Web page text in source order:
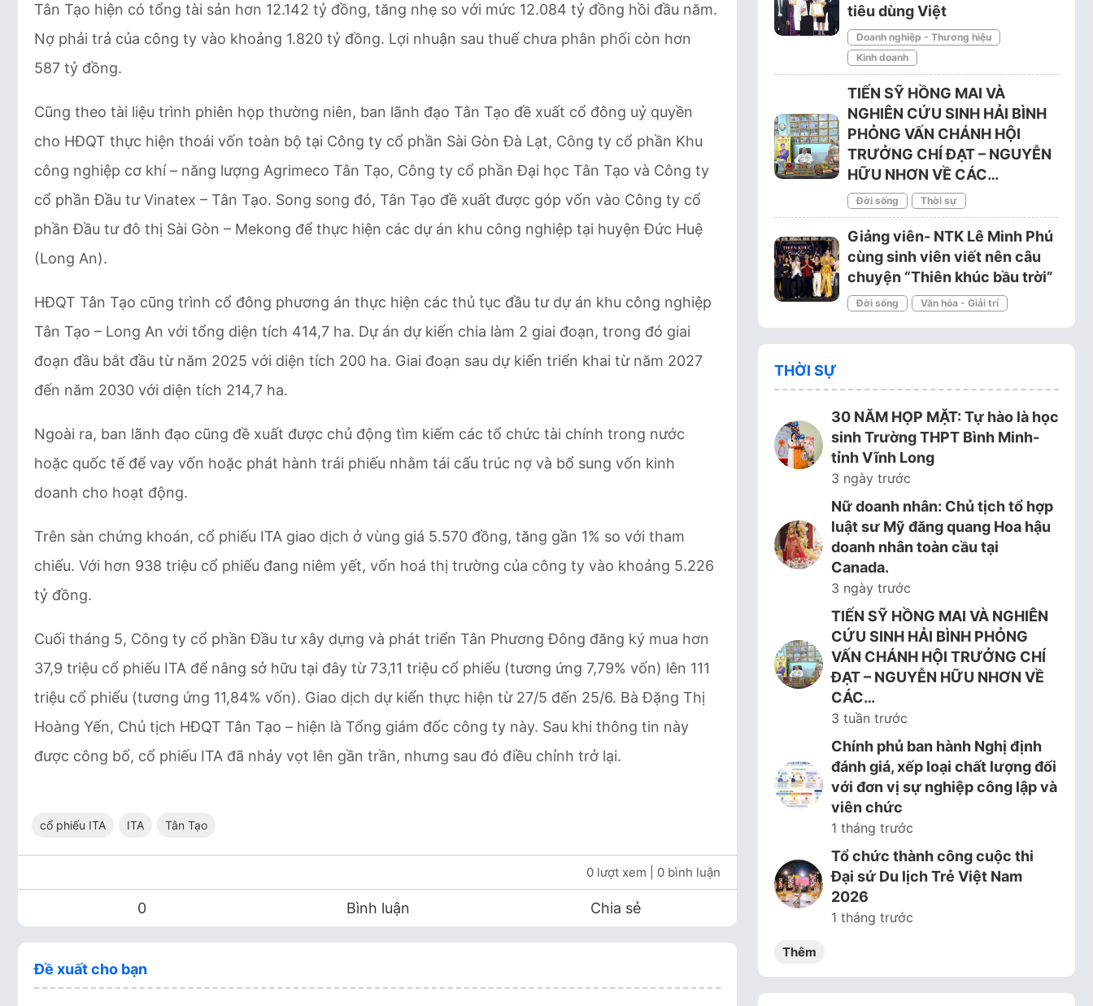
Tân Tạo hiện có tổng tài sản hơn 12.142 tỷ đồng, tăng nhẹ so với mức 12.084 tỷ đồng hồi đầu năm.
Nợ phải trả của công ty vào khoảng 1.820 tỷ đồng. Lợi nhuận sau thuế chưa phân phối còn hơn
587 tỷ đồng.
Cũng theo tài liệu trình phiên họp thường niên, ban lãnh đạo Tân Tạo đề xuất cổ đông uỷ quyền
cho HĐQT thực hiện thoái vốn toàn bộ tại Công ty cổ phần Sài Gòn Đà Lạt, Công ty cổ phần Khu
công nghiệp cơ khí – năng lượng Agrimeco Tân Tạo, Công ty cổ phần Đại học Tân Tạo và Công ty
cổ phần Đầu tư Vinatex – Tân Tạo. Song song đó, Tân Tạo đề xuất được góp vốn vào Công ty cổ
phần Đầu tư đô thị Sài Gòn – Mekong để thực hiện các dự án khu công nghiệp tại huyện Đức Huệ
(Long An).
HĐQT Tân Tạo cũng trình cổ đông phương án thực hiện các thủ tục đầu tư dự án khu công nghiệp
Tân Tạo – Long An với tổng diện tích 414,7 ha. Dự án dự kiến chia làm 2 giai đoạn, trong đó giai
đoạn đầu bắt đầu từ năm 2025 với diện tích 200 ha. Giai đoạn sau dự kiến triển khai từ năm 2027
đến năm 2030 với diện tích 214,7 ha.
Ngoài ra, ban lãnh đạo cũng đề xuất được chủ động tìm kiếm các tổ chức tài chính trong nước
hoặc quốc tế để vay vốn hoặc phát hành trái phiếu nhằm tái cấu trúc nợ và bổ sung vốn kinh
doanh cho hoạt động.
Trên sàn chứng khoán, cổ phiếu ITA giao dịch ở vùng giá 5.570 đồng, tăng gần 1% so với tham
chiếu. Với hơn 938 triệu cổ phiếu đang niêm yết, vốn hoá thị trường của công ty vào khoảng 5.226
tỷ đồng.
Cuối tháng 5, Công ty cổ phần Đầu tư xây dựng và phát triển Tân Phương Đông đăng ký mua hơn
37,9 triệu cổ phiếu ITA để nâng sở hữu tại đây từ 73,11 triệu cổ phiếu (tương ứng 7,79% vốn) lên 111
triệu cổ phiếu (tương ứng 11,84% vốn). Giao dịch dự kiến thực hiện từ 27/5 đến 25/6. Bà Đặng Thị
Hoàng Yến, Chủ tịch HĐQT Tân Tạo – hiện là Tổng giám đốc công ty này. Sau khi thông tin này
được công bố, cổ phiếu ITA đã nhảy vọt lên gần trần, nhưng sau đó điều chỉnh trở lại.
cổ phiếu ITA ITA Tân Tạo
0 lượt xem | 0 bình luận
0 Bình luận Chia sẻ
Đề xuất cho bạn
tiêu dùng Việt
Doanh nghiệp - Thương hiệu
Kinh doanh
TIẾN SỸ HỒNG MAI VÀ
NGHIÊN CỨU SINH HẢI BÌNH
PHỎNG VẤN CHÁNH HỘI
TRƯỞNG CHÍ ĐẠT – NGUYỄN
HỮU NHƠN VỀ CÁC…
Đời sống Thời sự
Giảng viên- NTK Lê Minh Phú
cùng sinh viên viết nên câu
chuyện “Thiên khúc bầu trời”
Đời sống Văn hóa - Giải trí
THỜI SỰ
30 NĂM HỌP MẶT: Tự hào là học
sinh Trường THPT Bình Minh-
tỉnh Vĩnh Long
3 ngày trước
Nữ doanh nhân: Chủ tịch tổ hợp
luật sư Mỹ đăng quang Hoa hậu
doanh nhân toàn cầu tại
Canada.
3 ngày trước
TIẾN SỸ HỒNG MAI VÀ NGHIÊN
CỨU SINH HẢI BÌNH PHỎNG
VẤN CHÁNH HỘI TRƯỞNG CHÍ
ĐẠT – NGUYỄN HỮU NHƠN VỀ
CÁC…
3 tuần trước
Chính phủ ban hành Nghị định
đánh giá, xếp loại chất lượng đối
với đơn vị sự nghiệp công lập và
viên chức
1 tháng trước
Tổ chức thành công cuộc thi
Đại sứ Du lịch Trẻ Việt Nam
2026
1 tháng trước
Thêm